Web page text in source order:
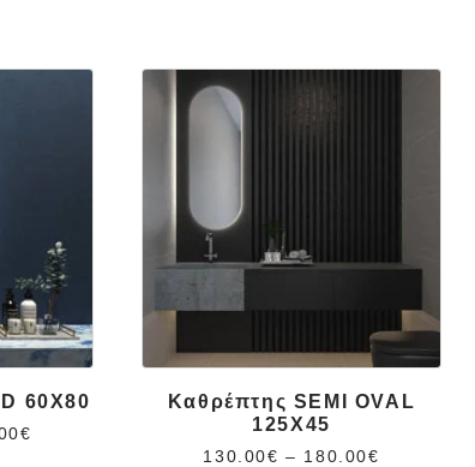
60Χ80
€
Καθρέπτης SEMI OVAL
125Χ45
130.00€ – 180.00€